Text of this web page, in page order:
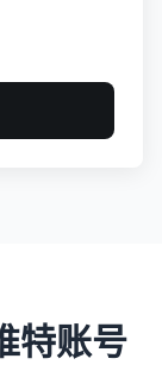
特账号